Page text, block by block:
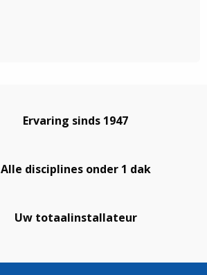
Ervaring sinds 1947
Alle disciplines onder 1 dak
Uw totaalinstallateur